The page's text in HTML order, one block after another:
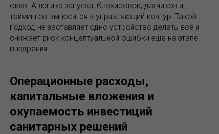
окно. А логика запуска, блокировок, датчиков и
таймингов выносится в управляющий контур. Такой
подход не заставляет одно устройство делать всё и
снижает риск концептуальной ошибки ещё на этапе
внедрения.
Операционные расходы,
капитальные вложения и
окупаемость инвестиций
санитарных решений